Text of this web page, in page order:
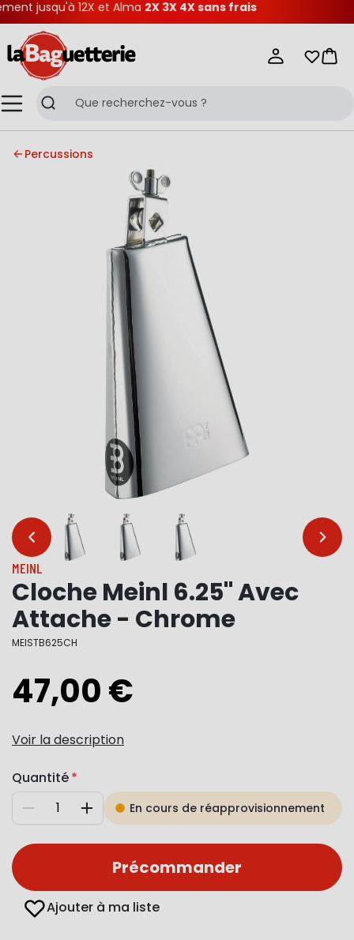
jusqu'à 12X et Alma2X 3X 4X sans frais
MenuRecherche
Mes
Percussions
… …
MEINL
Cloche Meinl 6.25" Avec
Attache - Chrome
MEISTB625CH
47,00 €
Voir la description
Quantité
Diminuer AugmenterEn cours de réapprovisionnement
Précommander
Ajouter à ma liste